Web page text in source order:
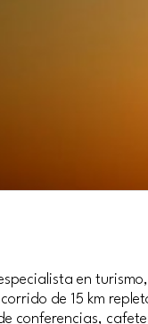
en
de 15 km
conferencias,